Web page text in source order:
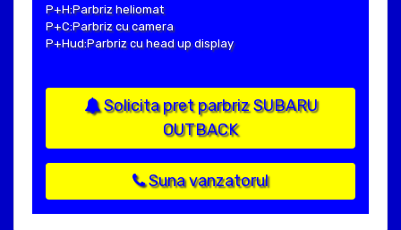
P+H:Parbriz heliomat
P+C:Parbriz cu camera
P+Hud:Parbriz cu head up display
Solicita pret parbriz SUBARU
OUTBACK
Suna vanzatorul